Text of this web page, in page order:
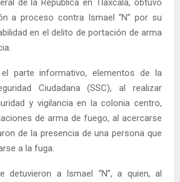
a proceso contra Ismael “N” por su
en el delito de portación de arma
parte informativo, elementos de la
Ciudadana (SSC), al realizar
y vigilancia en la colonia centro,
de arma de fuego, al acercarse
de la presencia de una persona que
a la fuga.
detuvieron a Ismael “N”, a quien, al